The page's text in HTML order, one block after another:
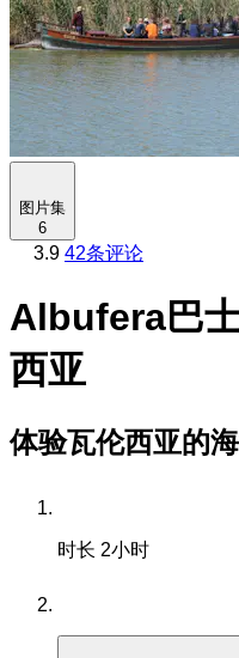
图片集
6
3.9 42条评论
Albufera巴
西亚
体验瓦伦西亚的
时长 2小时